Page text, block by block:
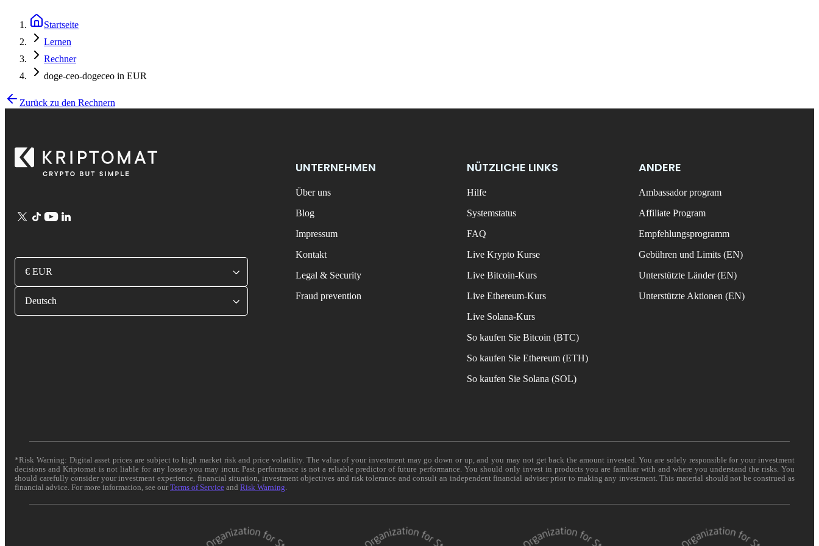
Startseite
Lernen
Rechner
doge-ceo-dogeceo in EUR
Zurück zu den Rechnern
€ EUR
Deutsch
UNTERNEHMEN
Über uns
Blog
Impressum
Kontakt
Legal & Security
Fraud prevention
NÜTZLICHE LINKS
Hilfe
Systemstatus
FAQ
Live Krypto Kurse
Live Bitcoin-Kurs
Live Ethereum-Kurs
Live Solana-Kurs
So kaufen Sie Bitcoin (BTC)
So kaufen Sie Ethereum (ETH)
So kaufen Sie Solana (SOL)
ANDERE
Ambassador program
Affiliate Program
Empfehlungsprogramm
Gebühren und Limits (EN)
Unterstützte Länder (EN)
Unterstützte Aktionen (EN)
*Risk Warning: Digital asset prices are subject to high market risk and price volatility. The value of your investment may go down or up, and you may not get back the amount invested. You are solely responsible for your investment
decisions and Kriptomat is not liable for any losses you may incur. Past performance is not a reliable predictor of future performance. You should only invest in products you are familiar with and where you understand the risks. You
should carefully consider your investment experience, financial situation, investment objectives and risk tolerance and consult an independent financial adviser prior to making any investment. This material should not be construed as
financial advice. For more information, see ourTerms of Service and Risk Warning